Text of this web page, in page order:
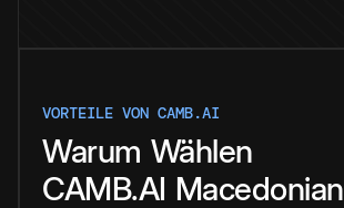
VORTEILE VON CAMB.AI
Warum Wählen
CAMB.AI Macedonian